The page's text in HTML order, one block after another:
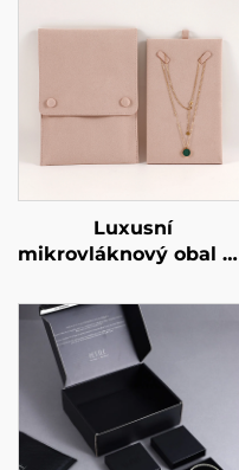
Luxusní
mikrovláknový obal na
podporující kartou –
šperkový pytlík pro
náhrdelníky a
náramky s možností
potisku individuálního
loga teplým razítkem